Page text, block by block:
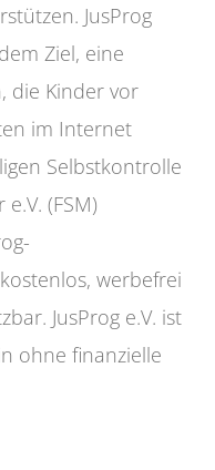
JusProg
Ziel, eine
die Kinder vor
im Internet
Selbstkontrolle
(FSM)
werbefrei
JusProg e.V. ist
ohne finanzielle